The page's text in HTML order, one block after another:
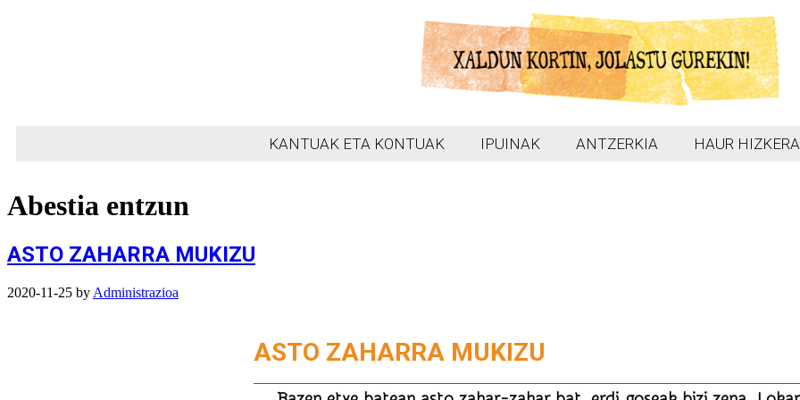
KANTUAK ETA KONTUAK IPUINAK ANTZERKIA HAUR HIZKERA
Abestia entzun
ASTO ZAHARRA MUKIZU
2020-11-25 by Administrazioa
ASTO ZAHARRA MUKIZU